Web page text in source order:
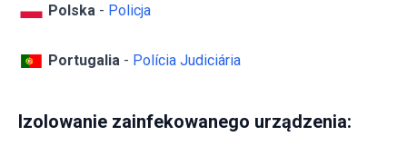
Polska - Policja
Portugalia - Polícia Judiciária
Izolowanie zainfekowanego urządzenia: